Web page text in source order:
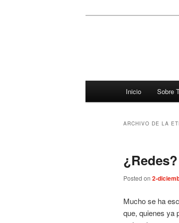
Madrid –
Inicio Sobre
ARCHIVO DE LA
Posted on 2-
Mucho se ha
que, quienes ya